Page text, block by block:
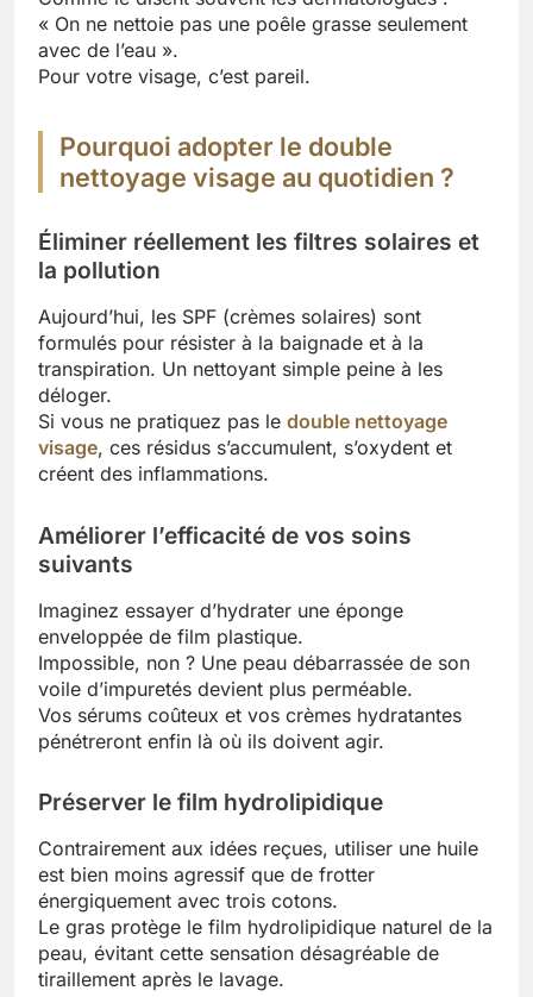
« On ne nettoie pas une poêle grasse seulement
avec de l’eau ».
Pour votre visage, c’est pareil.
Pourquoi adopter le double
nettoyage visage au quotidien ?
Éliminer réellement les filtres solaires et
la pollution
Aujourd’hui, les SPF (crèmes solaires) sont
formulés pour résister à la baignade et à la
transpiration. Un nettoyant simple peine à les
déloger.
Si vous ne pratiquez pas le double nettoyage
visage, ces résidus s’accumulent, s’oxydent et
créent des inflammations.
Améliorer l’efficacité de vos soins
suivants
Imaginez essayer d’hydrater une éponge
enveloppée de film plastique.
Impossible, non ? Une peau débarrassée de son
voile d’impuretés devient plus perméable.
Vos sérums coûteux et vos crèmes hydratantes
pénétreront enfin là où ils doivent agir.
Préserver le film hydrolipidique
Contrairement aux idées reçues, utiliser une huile
est bien moins agressif que de frotter
énergiquement avec trois cotons.
Le gras protège le film hydrolipidique naturel de la
peau, évitant cette sensation désagréable de
tiraillement après le lavage.